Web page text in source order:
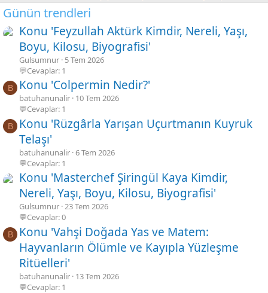
Günün trendleri
Konu 'Feyzullah Aktürk Kimdir, Nereli, Yaşı,
Boyu, Kilosu, Biyografisi'
Gulsumnur 5 Tem 2026
💬Cevaplar: 1
B Konu 'Colpermin Nedir?'
batuhanunalir 10 Tem 2026
💬Cevaplar: 1
B
Konu 'Rüzgârla Yarışan Uçurtmanın Kuyruk
Telaşı'
batuhanunalir 6 Tem 2026
💬Cevaplar: 1
Konu 'Masterchef Şiringül Kaya Kimdir,
Nereli, Yaşı, Boyu, Kilosu, Biyografisi'
Gulsumnur 23 Tem 2026
💬Cevaplar: 0
B
Konu 'Vahşi Doğada Yas ve Matem:
Hayvanların Ölümle ve Kayıpla Yüzleşme
Ritüelleri'
batuhanunalir 13 Tem 2026
💬Cevaplar: 1